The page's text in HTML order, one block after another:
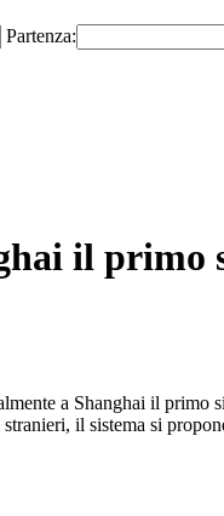
Partenza:
il primo
a Shanghai il
il sistema si